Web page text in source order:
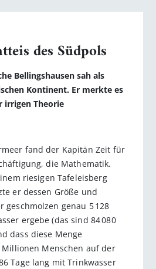
des Südpols
Bellingshausen sah als
Kontinent. Er merkte es
irrigen Theorie
fand der Kapitän Zeit für
die Mathematik.
riesigen Tafeleisberg
er dessen Größe und
geschmolzen genau 5 128
ergebe (das sind 84 080
dass diese Menge
Menschen auf der
Tage lang mit Trinkwasser